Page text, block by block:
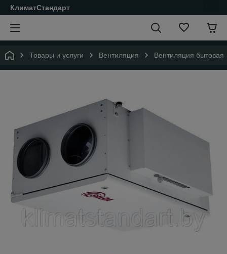
КлиматСтандарт
Товары и услуги Вентиляция Вентиляция бытовая